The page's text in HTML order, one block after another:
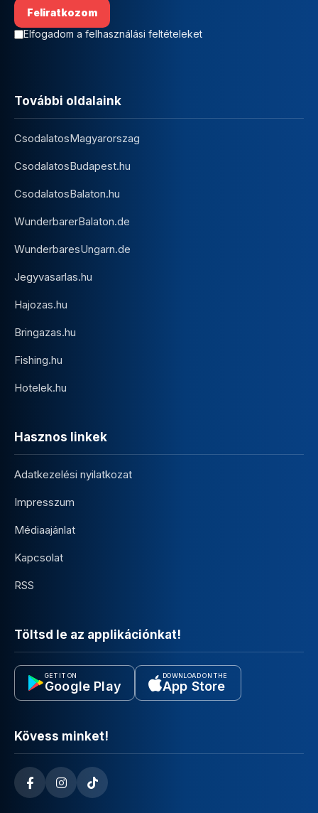
Elfogadom a felhasználási feltételeket
További oldalaink
CsodalatosMagyarorszag
CsodalatosBudapest.hu
CsodalatosBalaton.hu
WunderbarerBalaton.de
WunderbaresUngarn.de
Jegyvasarlas.hu
Hajozas.hu
Bringazas.hu
Fishing.hu
Hotelek.hu
Hasznos linkek
Adatkezelési nyilatkozat
Impresszum
Médiaajánlat
Kapcsolat
RSS
Töltsd le az applikációnkat!
GET IT ON
Google Play
DOWNLOAD ON THE
App Store
Kövess minket!